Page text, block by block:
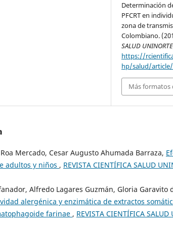
Determinación
PFCRT en
zona de
Colombiano.
SALUD UNINORTE
https://
hp/salud/
Más formatos
Mercado, Cesar Augusto Ahumada Barraza,
adultos y niños , REVISTA CIENTÍFICA SALUD
Alfredo Lagares Guzmán, Gloria Garavito
alergénica y enzimática de extractos
farinae , REVISTA CIENTÍFICA